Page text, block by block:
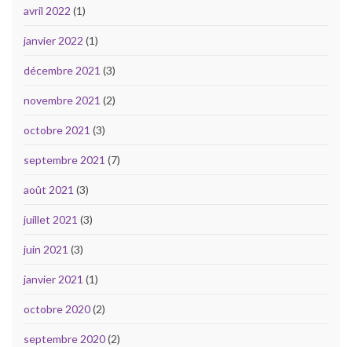
avril 2022 (1)
janvier 2022 (1)
décembre 2021 (3)
novembre 2021 (2)
octobre 2021 (3)
septembre 2021 (7)
août 2021 (3)
juillet 2021 (3)
juin 2021 (3)
janvier 2021 (1)
octobre 2020(2)
septembre 2020(2)